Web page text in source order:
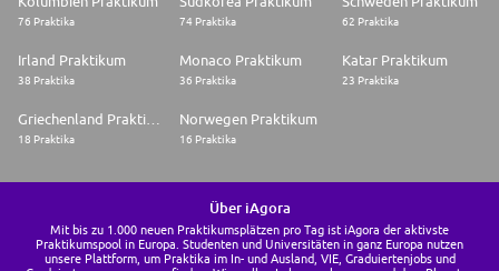
76 Praktika 74 Praktika 62 Praktika
Irland Praktikum
38 Praktika
Monaco Praktikum
36 Praktika
Katar Praktikum
23 Praktika
18 Praktika
Norwegen Praktikum
16 Praktika
Über iAgora
Mit bis zu 1.000 neuen Praktikumsplätzen pro Tag ist iAgora der aktivste
Praktikumspool in Europa. Studenten und Universitäten in ganz Europa nutzen
unsere Plattform, um Praktika im In- und Ausland, VIE, Graduiertenjobs und